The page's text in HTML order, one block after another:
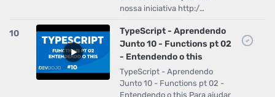
nossa iniciativa http:/…
10
TypeScript - Aprendendo
Junto 10 - Functions pt 02
- Entendendo o this
TypeScript - Aprendendo
Junto 10 - Functions pt 02 -
Entendendo o this Para ajudar